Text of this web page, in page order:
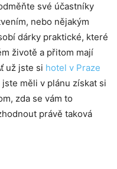
své účastníky
nebo nějakým
dárky praktické, které
životě a přitom mají
už jste si hotel v Praze
měli v plánu získat si
zda se vám to
právě taková